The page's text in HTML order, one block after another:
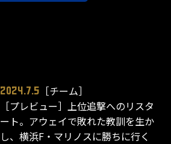
2024.7.5
［チーム］
［プレビュー］上位追撃へのリスタ
ート。アウェイで敗れた教訓を生か
し、横浜F・マリノスに勝ちに行く